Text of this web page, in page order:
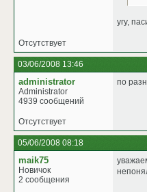
угу,
Отсутствует
03/06/2008 13:46
administrator
Administrator
4939 сообщений
по
Отсутствует
05/06/2008 08:18
maik75
Новичок
2 сообщения